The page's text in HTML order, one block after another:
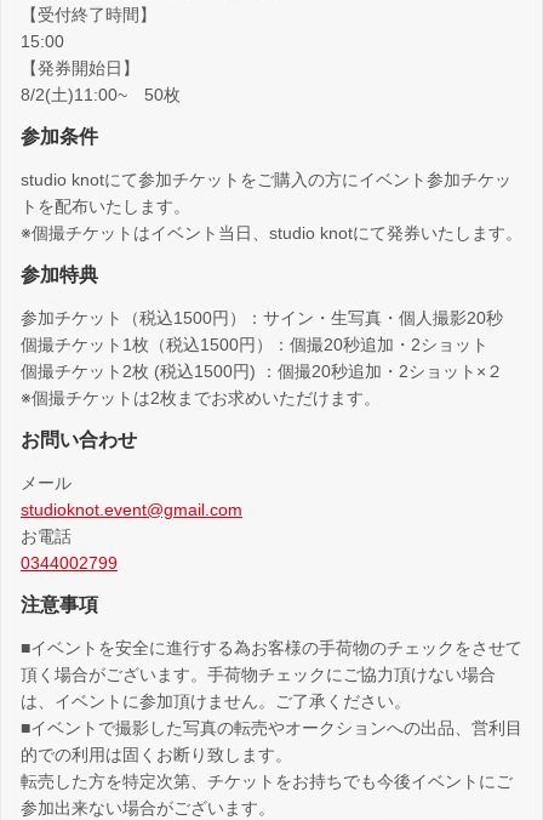
【受付終了時間】
15:00
【発券開始日】
8/2(土)11:00~ 50枚
参加条件
studio knotにて参加チケットをご購入の方にイベント参加チケッ
トを配布いたします。
※個撮チケットはイベント当日、studio knotにて発券いたします。
参加特典
参加チケット（税込1500円）：サイン・生写真・個人撮影20秒
個撮チケット1枚（税込1500円）：個撮20秒追加・2ショット
個撮チケット2枚 (税込1500円) ：個撮20秒追加・2ショット×２
※個撮チケットは2枚までお求めいただけます。
お問い合わせ
メール
studioknot.event@gmail.com
お電話
0344002799
注意事項
■イベントを安全に進行する為お客様の手荷物のチェックをさせて
頂く場合がございます。手荷物チェックにご協力頂けない場合
は、イベントに参加頂けません。ご了承ください。
■イベントで撮影した写真の転売やオークションへの出品、営利目
的での利用は固くお断り致します。
転売した方を特定次第、チケットをお持ちでも今後イベントにご
参加出来ない場合がございます。